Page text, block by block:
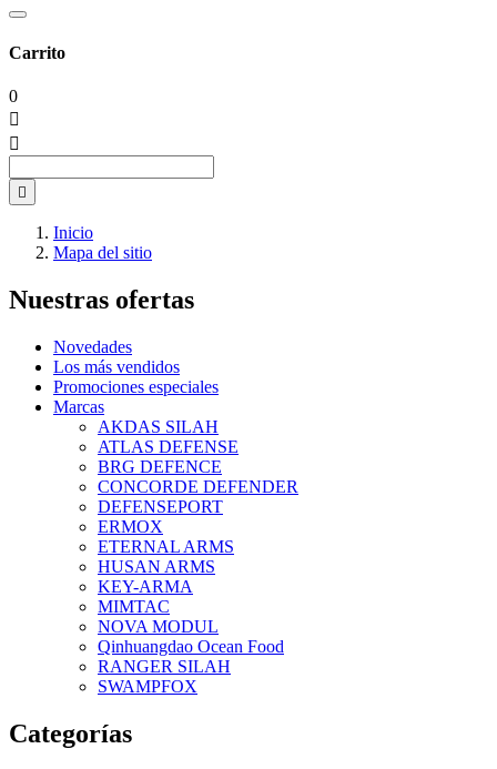
Carrito
0



Inicio
Mapa del sitio
Nuestras ofertas
Novedades
Los más vendidos
Promociones especiales
Marcas
AKDAS SILAH
ATLAS DEFENSE
BRG DEFENCE
CONCORDE DEFENDER
DEFENSEPORT
ERMOX
ETERNAL ARMS
HUSAN ARMS
KEY-ARMA
MIMTAC
NOVA MODUL
Qinhuangdao Ocean Food
RANGER SILAH
SWAMPFOX
Categorías